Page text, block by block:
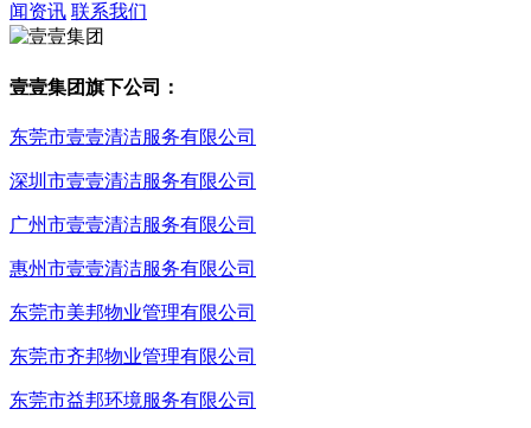
闻资讯 联系我们
壹壹集团旗下公司：
东莞市壹壹清洁服务有限公司
深圳市壹壹清洁服务有限公司
广州市壹壹清洁服务有限公司
惠州市壹壹清洁服务有限公司
东莞市美邦物业管理有限公司
东莞市齐邦物业管理有限公司
东莞市益邦环境服务有限公司